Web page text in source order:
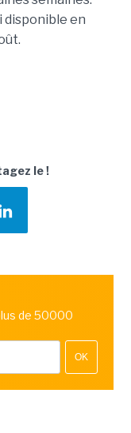
disponible en
le !
de 50000
OK